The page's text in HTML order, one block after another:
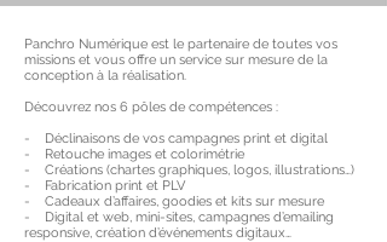
Panchro Numérique est le partenaire de toutes vos
missions et vous offre un service sur mesure de la
conception à la réalisation.
Découvrez nos 6 pôles de compétences :
- Déclinaisons de vos campagnes print et digital
- Retouche images et colorimétrie
- Créations (chartes graphiques, logos, illustrations…)
- Fabrication print et PLV
- Cadeaux d’affaires, goodies et kits sur mesure
- Digital et web, mini-sites, campagnes d’emailing
responsive, création d’événements digitaux…